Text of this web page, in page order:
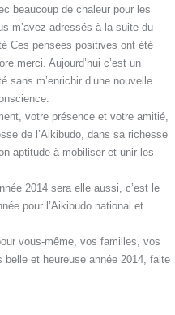
beaucoup de chaleur pour les
m’avez adressés à la suite du
Ces pensées positives ont été
merci. Aujourd’hui c’est un
sans m’enrichir d’une nouvelle
votre présence et votre amitié,
de l’Aikibudo, dans sa richesse
aptitude à mobiliser et unir les
2014 sera elle aussi, c’est le
pour l’Aikibudo national et
vous-même, vos familles, vos
et heureuse année 2014, faite